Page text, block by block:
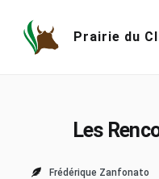
content
Prairie du
Les
Frédérique Zanfonato